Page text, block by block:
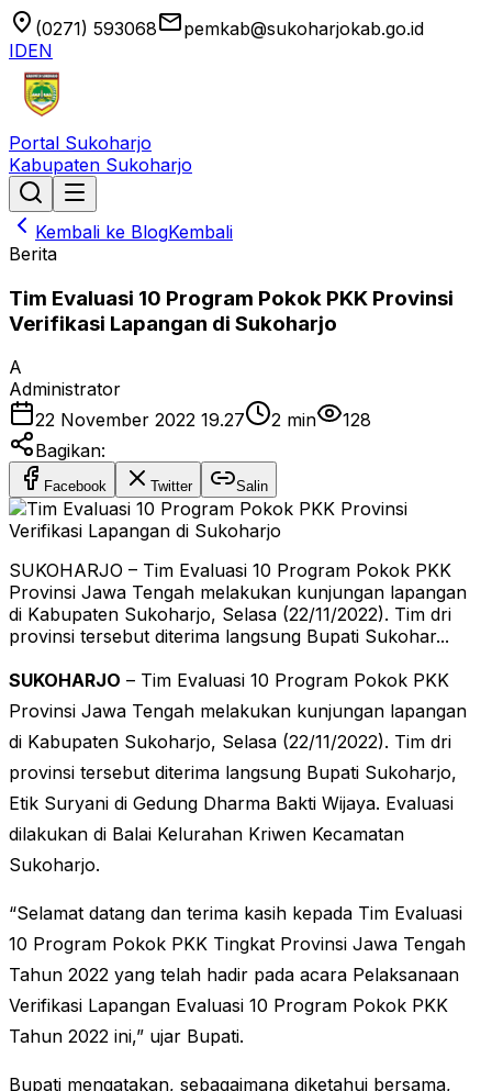
location_on (0271) 593068emailpemkab@sukoharjokab.go.id
IDEN
Portal Sukoharjo
Kabupaten Sukoharjo
Kembali ke BlogKembali
Berita
Tim Evaluasi 10 Program Pokok PKK Provinsi
Verifikasi Lapangan di Sukoharjo
A
Administrator
22 November 2022 19.27
2 min
128
Bagikan:
Facebook Twitter Salin
SUKOHARJO – Tim Evaluasi 10 Program Pokok PKK
Provinsi Jawa Tengah melakukan kunjungan lapangan
di Kabupaten Sukoharjo, Selasa (22/11/2022). Tim dri
provinsi tersebut diterima langsung Bupati Sukohar...
SUKOHARJO – Tim Evaluasi 10 Program Pokok PKK
Provinsi Jawa Tengah melakukan kunjungan lapangan
di Kabupaten Sukoharjo, Selasa (22/11/2022). Tim dri
provinsi tersebut diterima langsung Bupati Sukoharjo,
Etik Suryani di Gedung Dharma Bakti Wijaya. Evaluasi
dilakukan di Balai Kelurahan Kriwen Kecamatan
Sukoharjo.
“Selamat datang dan terima kasih kepada Tim Evaluasi
10 Program Pokok PKK Tingkat Provinsi Jawa Tengah
Tahun 2022 yang telah hadir pada acara Pelaksanaan
Verifikasi Lapangan Evaluasi 10 Program Pokok PKK
Tahun 2022 ini,” ujar Bupati.
Bupati mengatakan, sebagaimana diketahui bersama,